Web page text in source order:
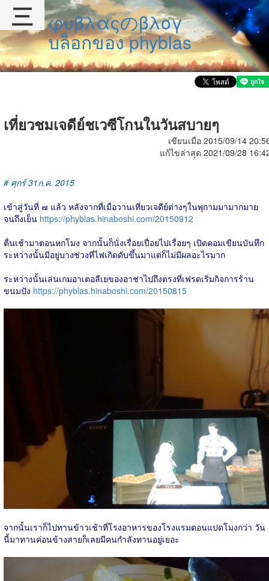
φυβλαςのβλογ
บล็อกของ phyblas
เที่ยวชมเจดีย์ชเวซีโกนในวันสบายๆ
เขียนเมื่อ 2015/09/14
แก้ไขล่าสุด 2021/09/28
# ศุกร์ 31ก.ค. 2015
เข้าสู่วันที่ ๗ แล้ว หลังจากที่เมื่อวานเที่ยวเจดีย์ต่างๆในพุกามมามากมาย
จนถึงเย็น https://phyblas.hinaboshi.com/20150912
ตื่นเช้ามาตอนหกโมง จากนั้นก็นั่งเรื่อยเปื่อยไปเรื่อยๆ เปิดคอมเขียนบันทึก
ระหว่างนั้นมีอยู่บางช่วงที่ไฟเกิดดับขึ้นมาแต่ก็ไม่มีผลอะไรมาก
ระหว่างนั้นเล่นเกมอาเตอลีเยของอาช่าไปถึงตรงที่เฟรดเริ่มกิจการร้าน
ขนมปัง https://phyblas.hinaboshi.com/20150815
จากนั้นเราก็ไปทานข้าวเช้าที่โรงอาหารของโรงแรมตอนแปดโมงกว่า วัน
นี้มาทานค่อนข้างสายก็เลยมีคนกำลังทานอยู่เยอะ
三